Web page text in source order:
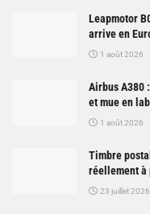
Leapmotor
arrive en
1 août 2026
Airbus A380
et mue en
1 août 2026
Timbre
réellement à
23 juillet 2026